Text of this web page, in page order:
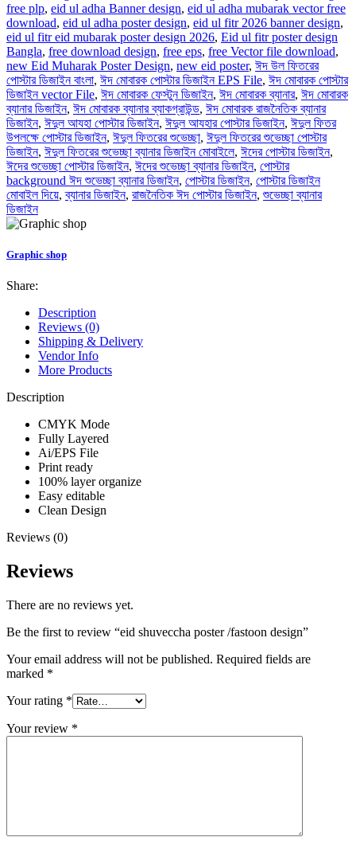
free plp, eid ul adha Banner design, eid ul adha mubarak vector free
download, eid ul adha poster design, eid ul fitr 2026 banner design,
eid ul fitr eid mubarak poster design 2026, Eid ul fitr poster design
Bangla, free download design, free eps, free Vector file download,
new Eid Muharak Poster Design, new eid poster, ঈদ উল ফিতরের
পোস্টার ডিজাইন বাংলা, ঈদ মোবারক পোস্টার ডিজাইন EPS File, ঈদ মোবারক পোস্টার
ডিজাইন vector File, ঈদ মোবারক ফেস্টুন ডিজাইন, ঈদ মোবারক ব্যানার, ঈদ মোবারক
ব্যানার ডিজাইন, ঈদ মোবারক ব্যানার ব্যাকগ্রাউন্ড, ঈদ মোবারক রাজনৈতিক ব্যানার
ডিজাইন, ঈদুল আযহা পোস্টার ডিজাইন, ঈদুল আযহার পোস্টার ডিজাইন, ঈদুল ফিতর
উপলক্ষে পোস্টার ডিজাইন, ঈদুল ফিতরের শুভেচ্ছা, ঈদুল ফিতরের শুভেচ্ছা পোস্টার
ডিজাইন, ঈদুল ফিতরের শুভেচ্ছা ব্যানার ডিজাইন মোবাইলে, ঈদের পোস্টার ডিজাইন,
ঈদের শুভেচ্ছা পোস্টার ডিজাইন, ঈদের শুভেচ্ছা ব্যানার ডিজাইন, পোস্টার
background ঈদ শুভেচ্ছা ব্যানার ডিজাইন, পোস্টার ডিজাইন, পোস্টার ডিজাইন
মোবাইল দিয়ে, ব্যানার ডিজাইন, রাজনৈতিক ঈদ পোস্টার ডিজাইন, শুভেচ্ছা ব্যানার
ডিজাইন
Graphic shop
Share:
Description
Reviews (0)
Shipping & Delivery
Vendor Info
More Products
Description
CMYK Mode
Fully Layered
Ai/EPS File
Print ready
100% layer organize
Easy editable
Clean Design
Reviews (0)
Reviews
There are no reviews yet.
Be the first to review “eid shuveccha poster /fastoon design”
Your email address will not be published. Required fields are
marked *
Your rating *
Your review *